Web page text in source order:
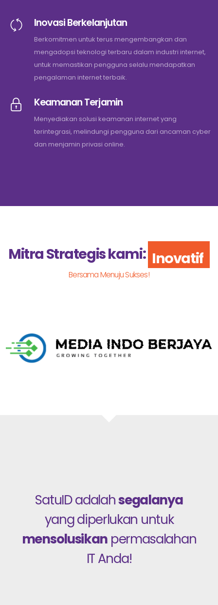
Inovasi Berkelanjutan
Berkomitmen untuk terus mengembangkan dan
mengadopsi teknologi terbaru dalam industri internet,
untuk memastikan pengguna selalu mendapatkan
pengalaman internet terbaik.
Keamanan Terjamin
Menyediakan solusi keamanan internet yang
terintegrasi, melindungi pengguna dari ancaman cyber
dan menjamin privasi online.
Mitra Strategis kami: Inovatif
Bersama Menuju Sukses!
SatuID adalahsegalanya
yang diperlukan untuk
mensolusikan permasalahan
IT Anda!